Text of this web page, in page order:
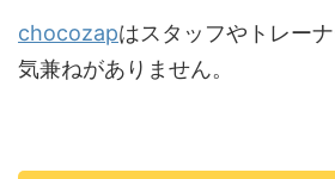
chocozapはスタッフやトレー
気兼ねがありません。